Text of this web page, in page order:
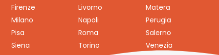
Firenze
Livorno
Matera
Milano
Napoli
Perugia
Pisa
Roma
Salerno
Siena
Torino Venezia